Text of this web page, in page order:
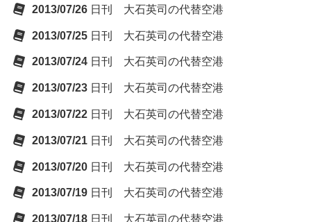
2013/07/26 日刊 大石英司の代替空港
2013/07/25 日刊 大石英司の代替空港
2013/07/24 日刊 大石英司の代替空港
2013/07/23 日刊 大石英司の代替空港
2013/07/22 日刊 大石英司の代替空港
2013/07/21 日刊 大石英司の代替空港
2013/07/20 日刊 大石英司の代替空港
2013/07/19 日刊 大石英司の代替空港
2013/07/18 日刊 大石英司の代替空港